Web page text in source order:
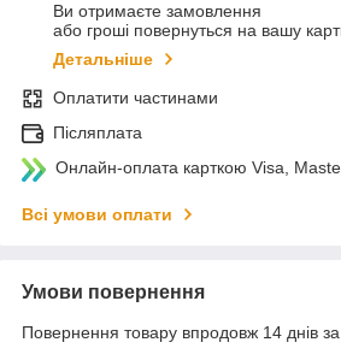
Ви отримаєте замовлення
або гроші повернуться на вашу
Детальніше
Оплатити частинами
Післяплата
Онлайн-оплата карткою Visa,
Всі умови оплати
Умови повернення
Повернення товару впродовж 14 днів